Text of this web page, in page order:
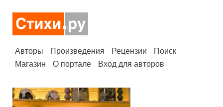
Авторы Произведения Рецензии
Поиск
Магазин
О портале Вход для авторов